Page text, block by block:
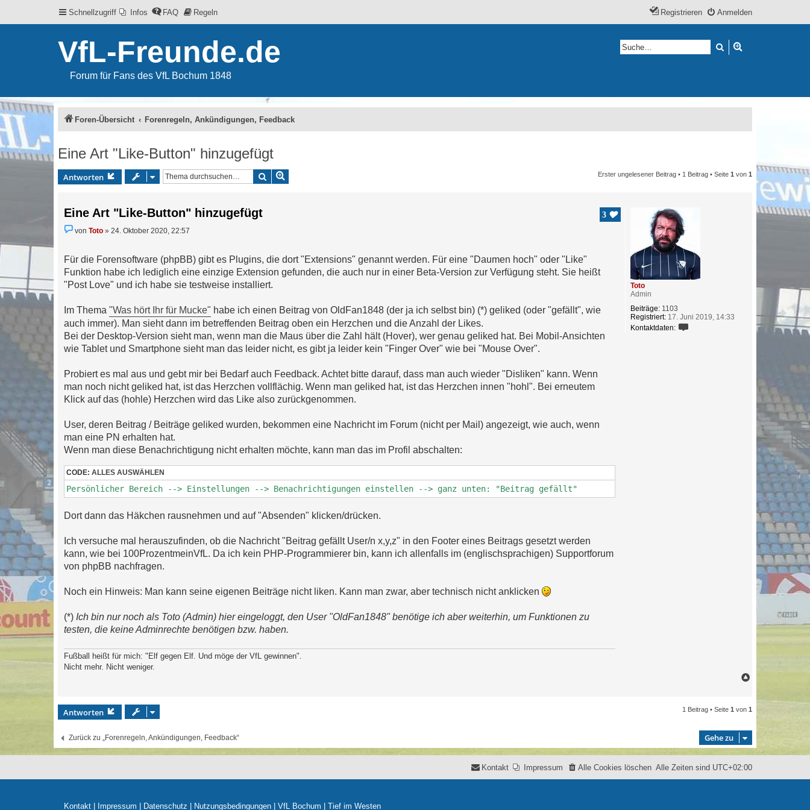
Schnellzugriff Infos FAQ Regeln Anmelden
Registrieren
VfL-Freunde.de
Forum für Fans des VfL Bochum 1848
Suche
Foren-Übersicht Forenregeln, Ankündigungen, Feedback
Eine Art "Like-Button" hinzugefügt
Antworten Suche Erster ungelesener Beitrag • 1 Beitrag • Seite 1 von 1
Toto
Admin
Beiträge: 1103
Registriert: 17. Juni 2019, 14:33
Kontaktdaten:
Eine Art "Like-Button" hinzugefügt
3
U
n
l
e
s
e
r
B
e
i
t
r
g
vonToto »24. Oktober 2020, 22:57
Für die Forensoftware (phpBB) gibt es Plugins, die dort "Extensions" genannt werden. Für eine "Daumen hoch" oder "Like"
Funktion habe ich lediglich eine einzige Extension gefunden, die auch nur in einer Beta-Version zur Verfügung steht. Sie heißt
"Post Love" und ich habe sie testweise installiert.
Im Thema "Was hört Ihr für Mucke" habe ich einen Beitrag von OldFan1848 (der ja ich selbst bin) (*) geliked (oder "gefällt", wie
auch immer). Man sieht dann im betreffenden Beitrag oben ein Herzchen und die Anzahl der Likes.
Bei der Desktop-Version sieht man, wenn man die Maus über die Zahl hält (Hover), wer genau geliked hat. Bei Mobil-Ansichten
wie Tablet und Smartphone sieht man das leider nicht, es gibt ja leider kein "Finger Over" wie bei "Mouse Over".
Probiert es mal aus und gebt mir bei Bedarf auch Feedback. Achtet bitte darauf, dass man auch wieder "Disliken" kann. Wenn
man noch nicht geliked hat, ist das Herzchen vollflächig. Wenn man geliked hat, ist das Herzchen innen "hohl". Bei erneutem
Klick auf das (hohle) Herzchen wird das Like also zurückgenommen.
User, deren Beitrag / Beiträge geliked wurden, bekommen eine Nachricht im Forum (nicht per Mail) angezeigt, wie auch, wenn
man eine PN erhalten hat.
Wenn man diese Benachrichtigung nicht erhalten möchte, kann man das im Profil abschalten:
CODE: ALLES AUSWÄHLEN
Persönlicher Bereich --> Einstellungen --> Benachrichtigungen einstellen --> ganz unten: "Beitrag gefällt"
Dort dann das Häkchen rausnehmen und auf "Absenden" klicken/drücken.
Ich versuche mal herauszufinden, ob die Nachricht "Beitrag gefällt User/n x,y,z" in den Footer eines Beitrags gesetzt werden
kann, wie bei 100ProzentmeinVfL. Da ich kein PHP-Programmierer bin, kann ich allenfalls im (englischsprachigen) Supportforum
von phpBB nachfragen.
Noch ein Hinweis: Man kann seine eigenen Beiträge nicht liken. Kann man zwar, aber technisch nicht anklicken
(*) Ich bin nur noch als Toto (Admin) hier eingeloggt, den User "OldFan1848" benötige ich aber weiterhin, um Funktionen zu
testen, die keine Adminrechte benötigen bzw. haben.
Fußball heißt für mich: "Elf gegen Elf. Und möge der VfL gewinnen".
Nicht mehr. Nicht weniger.
h
b
Antworten 1 Beitrag • Seite 1 von 1
Zurück zu „Forenregeln, Ankündigungen, Feedback“ Gehe zu
Alle Zeiten sind UTC+02:00
Alle Cookies löschen
Impressum
Kontakt
Kontakt | Impressum | Datenschutz | Nutzungsbedingungen | VfL Bochum | Tief im Westen